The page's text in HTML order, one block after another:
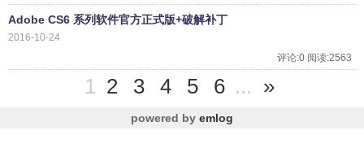
Adobe CS6 系列软件官方正式版+破解补丁
2016-10-24
评论:0 阅读:2563
1 2 3 4 5 6 ... »
powered by emlog